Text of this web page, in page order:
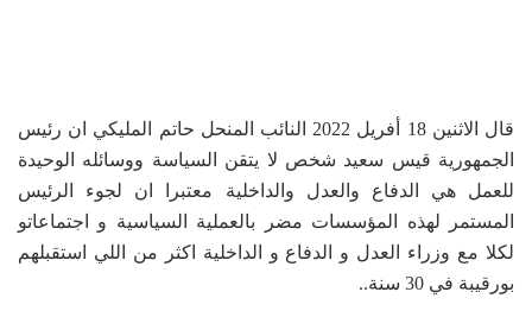
قال الاثنين 18 أفريل 2022 النائب المنحل حاتم المليكي ان رئيس
الجمهورية قيس سعيد شخص لا يتقن السياسة ووسائله الوحيدة
للعمل هي الدفاع والعدل والداخلية معتبرا ان لجوء الرئيس
المستمر لهذه المؤسسات مضر بالعملية السياسية و اجتماعاتو
لكلا مع وزراء العدل و الدفاع و الداخلية اكثر من اللي استقبلهم
بورقيبة في 30 سنة..